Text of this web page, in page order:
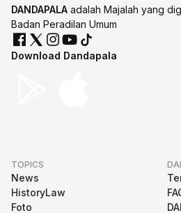
DANDAPALA adalah Majalah yang
Badan Peradilan Umum
Download Dandapala
TOPICS
News
HistoryLaw
Foto